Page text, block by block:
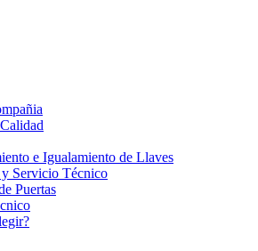
e Igualamiento de Llaves
Servicio Técnico
Puertas